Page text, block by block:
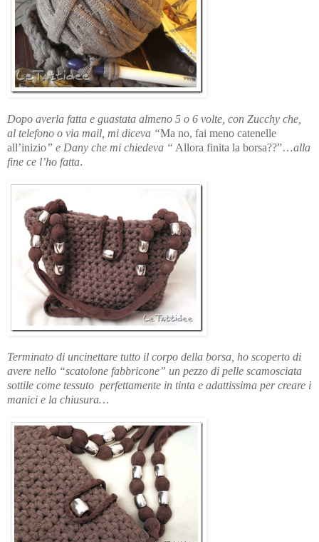
Dopo averla fatta e guastata almeno 5 o 6 volte, con Zucchy che,
al telefono o via mail, mi diceva “Ma no, fai meno catenelle
all’inizio” e Dany che mi chiedeva “ Allora finita la borsa??”…alla
fine ce l’ho fatta.
Terminato di uncinettare tutto il corpo della borsa, ho scoperto di
avere nello “scatolone fabbricone” un pezzo di pelle scamosciata
sottile come tessuto perfettamente in tinta e adattissima per creare i
manici e la chiusura…